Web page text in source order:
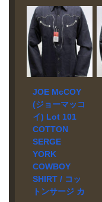
アコートをモ
チーフにした
一着。2つしか
設置されてい
ないフロント
ポケットや、
4B仕様の鉄製
月桂樹ボタ
ン、ユニオン
チケットなど
細部のディテ
ールまで忠実
に再現してい
ます。生地は
12ozインディ
ゴダンガリ
ー、裏地には
店頭買取にて
お売り頂きま
した。 ブラン
ド JOE
McCOY モデ
ル 30’s
SPORTS
JACKET /
MOBSTER
MJ18020 買取
相場 お問い合
わせくださ
い。 状態 美品
マテリアルに
タンニン鞣し
ピグメント仕
JOE McCOY
(ジョーマッコ
イ) Lot 101
COTTON
SERGE
YORK
COWBOY
SHIRT / コッ
トンサージ カ